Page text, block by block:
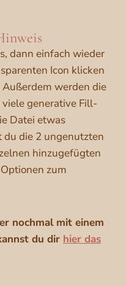
dann einfach wieder
Icon klicken
werden die
generative Fill-
Datei etwas
die 2 ungenutzten
hinzugefügten
zum
nochmal mit einem
du dir hier das